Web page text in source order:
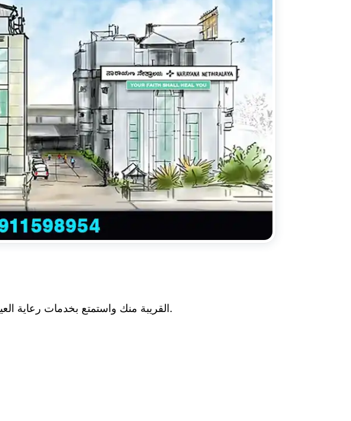
ابحث عن مستشفى Narayana Nethralaya القريبة منك واستمتع بخدمات رعاية العيون عالية الجودة لدينا في موقع مناسب.